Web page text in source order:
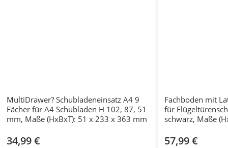
MultiDrawer? Schubladeneinsatz A4 9
Fächer für A4 Schubladen H 102, 87, 51
mm, Maße (HxBxT): 51 x 233 x 363 mm
34,99 €
Fachboden mit
für
schwarz, Maße
57,99 €